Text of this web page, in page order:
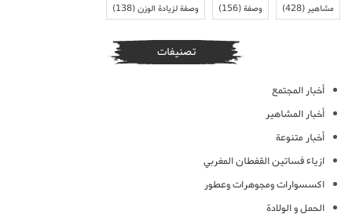
مشاهير(428) وصفة(156) وصفة لزيادة الوزن(138)
تصنيفات
أخبار المجتمع
أخبار المشاهير
أخبار متنوعة
ازياء فساتين القفطان المغربي
اكسسوارات ومجوهرات وعطور
الحمل و الولادة